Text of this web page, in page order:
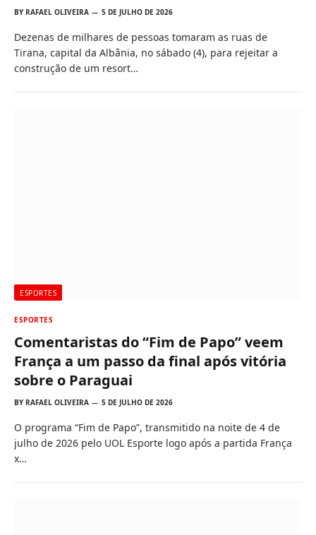
BY RAFAEL OLIVEIRA 5 DE JULHO DE 2026
Dezenas de milhares de pessoas tomaram as ruas de
Tirana, capital da Albânia, no sábado (4), para rejeitar a
construção de um resort…
ESPORTES
ESPORTES
Comentaristas do “Fim de Papo” veem
França a um passo da final após vitória
sobre o Paraguai
BY RAFAEL OLIVEIRA 5 DE JULHO DE 2026
O programa “Fim de Papo”, transmitido na noite de 4 de
julho de 2026 pelo UOL Esporte logo após a partida França
x…